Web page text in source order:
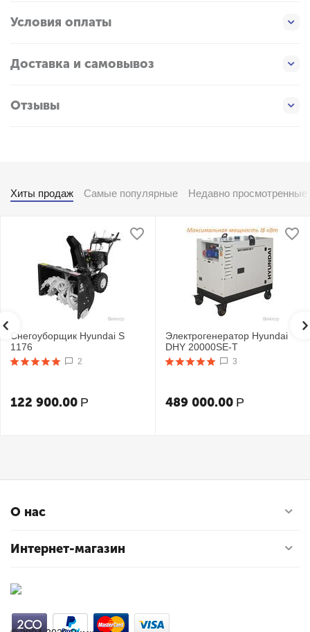
Условия оплаты
Доставка и самовывоз
Отзывы
Хиты продаж Самые популярные Недавно просмотренные
Снегоуборщик Hyundai S
1176
2
122 900.00 Р
Электрогенератор Hyundai
DHY 20000SE-T
3
489 000.00 Р
О нас
Интернет-магазин